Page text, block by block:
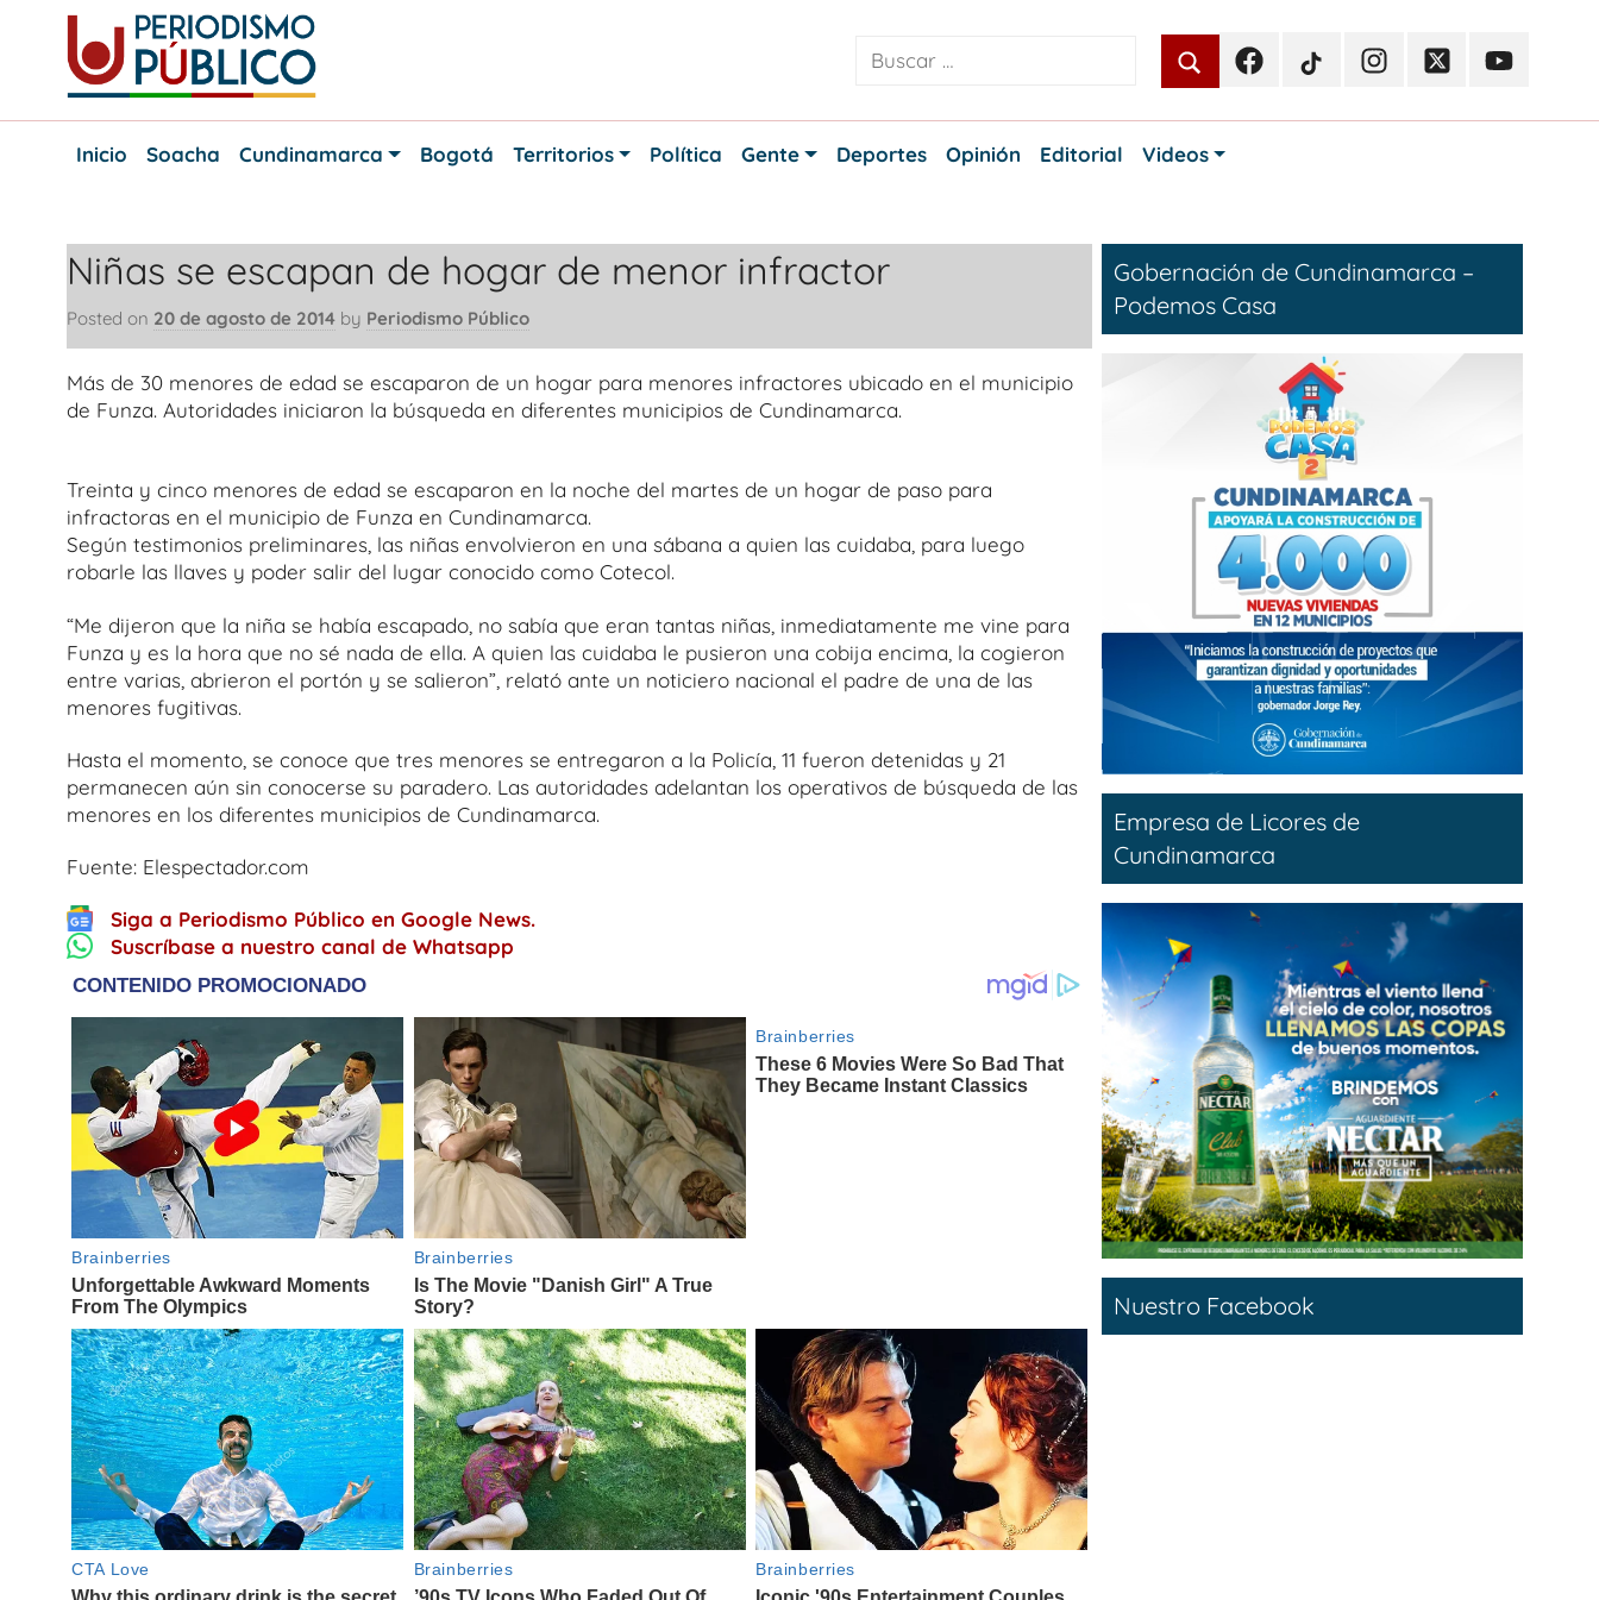
content
Periodismo
Noticias
Bogotá
y
FacebookTikTokInstagramTwitterYoutube
Inicio
Soacha Cundinamarca Bogotá Territorios Política Gente Deportes Opinión Editorial Videos
Niñas se escapan de hogar de menor infractor
Posted on 20 de agosto de 2014 by Periodismo Público
Más de 30 menores de edad se escaparon de un hogar para menores infractores ubicado en el municipio
de Funza. Autoridades iniciaron la búsqueda en diferentes municipios de Cundinamarca.
Treinta y cinco menores de edad se escaparon en la noche del martes de un hogar de paso para
infractoras en el municipio de Funza en Cundinamarca.
Según testimonios preliminares, las niñas envolvieron en una sábana a quien las cuidaba, para luego
robarle las llaves y poder salir del lugar conocido como Cotecol.
“Me dijeron que la niña se había escapado, no sabía que eran tantas niñas, inmediatamente me vine para
Funza y es la hora que no sé nada de ella. A quien las cuidaba le pusieron una cobija encima, la cogieron
entre varias, abrieron el portón y se salieron”, relató ante un noticiero nacional el padre de una de las
menores fugitivas.
Hasta el momento, se conoce que tres menores se entregaron a la Policía, 11 fueron detenidas y 21
permanecen aún sin conocerse su paradero. Las autoridades adelantan los operativos de búsqueda de las
menores en los diferentes municipios de Cundinamarca.
Fuente: Elespectador.com
Siga a Periodismo Público en Google News.
Suscríbase a nuestro canal de Whatsapp
Gobernación de Cundinamarca –
Podemos Casa
Empresa de Licores de
Cundinamarca
Nuestro Facebook